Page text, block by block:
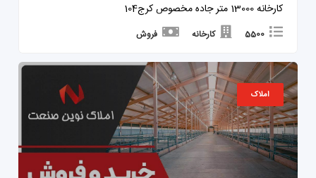
کارخانه 13000 متر جاده مخصوص کرج104
5500 کارخانه فروش
املاک